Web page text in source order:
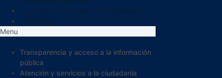
Menu
Transparencia y acceso a la información
pública
Atención y servicios a la ciudadanía